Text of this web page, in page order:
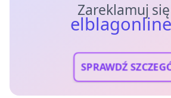
Zareklamuj
SPRAWDŹ